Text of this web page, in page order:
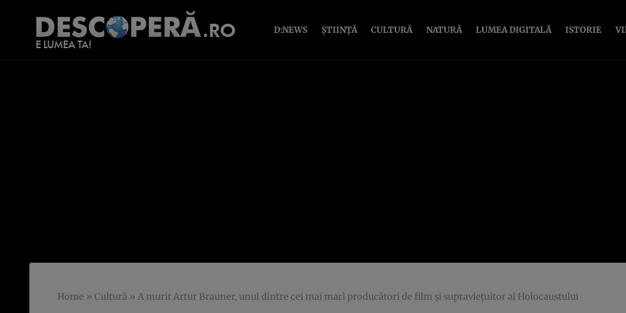
D:NEWS ȘTIINȚĂ CULTURĂ NATURĂ LUMEA DIGITALĂ ISTORIE
Home » Cultură » A murit Artur Brauner, unul dintre cei mai mari producători de film şi supravieţuitor al Holocaustului